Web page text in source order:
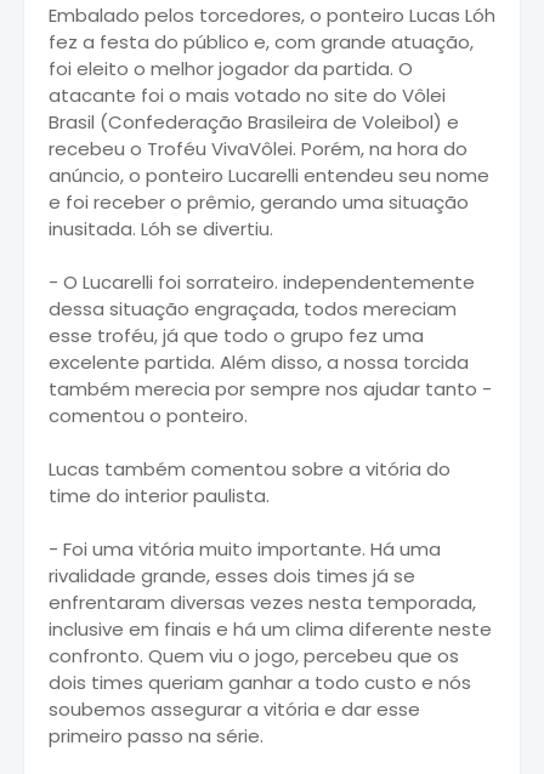
Embalado pelos torcedores, o ponteiro Lucas Lóh
fez a festa do público e, com grande atuação,
foi eleito o melhor jogador da partida. O
atacante foi o mais votado no site do Vôlei
Brasil (Confederação Brasileira de Voleibol) e
recebeu o Troféu VivaVôlei. Porém, na hora do
anúncio, o ponteiro Lucarelli entendeu seu nome
e foi receber o prêmio, gerando uma situação
inusitada. Lóh se divertiu.
- O Lucarelli foi sorrateiro. independentemente
dessa situação engraçada, todos mereciam
esse troféu, já que todo o grupo fez uma
excelente partida. Além disso, a nossa torcida
também merecia por sempre nos ajudar tanto -
comentou o ponteiro.
Lucas também comentou sobre a vitória do
time do interior paulista.
- Foi uma vitória muito importante. Há uma
rivalidade grande, esses dois times já se
enfrentaram diversas vezes nesta temporada,
inclusive em finais e há um clima diferente neste
confronto. Quem viu o jogo, percebeu que os
dois times queriam ganhar a todo custo e nós
soubemos assegurar a vitória e dar esse
primeiro passo na série.